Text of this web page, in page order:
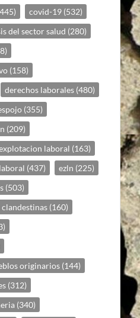
covid-19 (532)
del sector salud (280)
(158)
derechos laborales (480)
(355)
(209)
laboral (163)
(437) ezln (225)
(503)
clandestinas (160)
originarios (144)
(312)
(340)